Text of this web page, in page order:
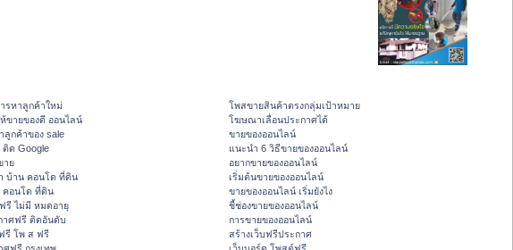
รหาลูกค้าใหม่
ห้ขายของดี ออนไลน์
ลูกค้าของ sale
ติด Google
าย
บ้าน คอนโด ที่ดิน
คอนโด ที่ดิน
รี ไม่มี หมดอายุ
าศฟรี ติดอันดับ
รี โพ ส ฟรี
โพสขายสินค้าตรงกลุ่มเป้าหมาย
โฆษณาเลื่อนประกาศได้
ขายของออนไลน์
แนะนำ 6 วิธีขายของออนไลน์
อยากขายของออนไลน์
เริ่มต้นขายของออนไลน์
ขายของออนไลน์ เริ่มยังไง
ชี้ช่องขายของออนไลน์
การขายของออนไลน์
สร้างเว็บฟรีประกาศ